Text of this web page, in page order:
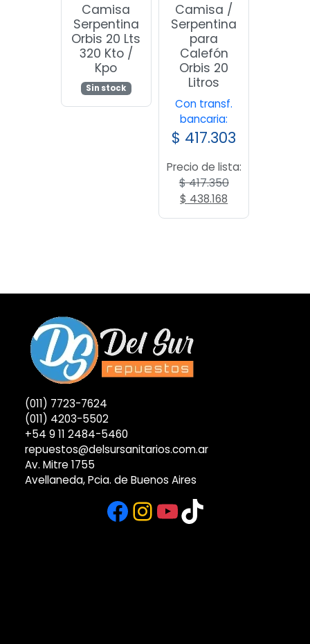
Camisa
Serpentina
Orbis 20 Lts
320 Kto /
Kpo
Sin stock
Camisa /
Serpentina
para
Calefón
Orbis 20
Litros
Con transf.
bancaria:
$ 417.303
Precio de lista:
$417.350
El
$ 438.168
precio
(011) 7723-7624
(011) 4203-5502
+54 9 11 2484-5460
repuestos@delsursanitarios.com.ar
Av. Mitre 1755
Avellaneda, Pcia. de Buenos Aires
Facebook
Instagram
YouTube
TikTok